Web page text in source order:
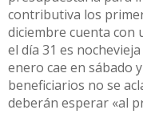
contributiva los
diciembre cuenta con
el día 31 es
enero cae en sábado
beneficiarios no se
deberán esperar «al